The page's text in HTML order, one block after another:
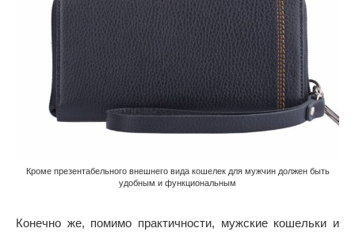
Кроме презентабельного внешнего вида кошелек для мужчин должен быть
удобным и функциональным
Конечно же, помимо практичности, мужские кошельки и